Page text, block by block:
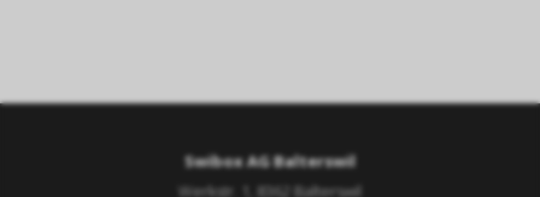
Swibox AG Balterswil
Werkstr. 1, 8362 Balterswil